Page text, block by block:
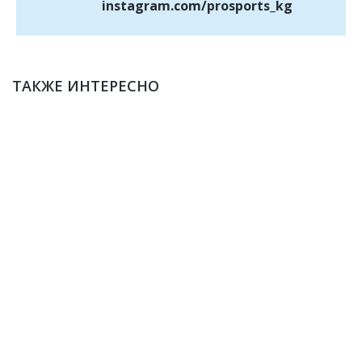
instagram.com/prosports_kg
ТАКЖЕ ИНТЕРЕСНО